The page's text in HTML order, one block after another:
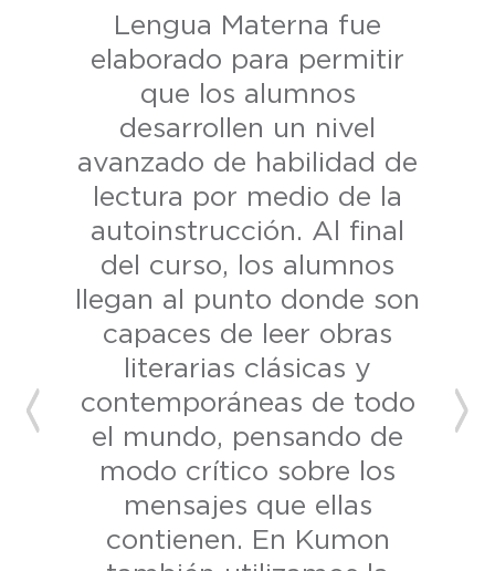
Lengua Materna fue
elaborado para permitir
que los alumnos
desarrollen un nivel
avanzado de habilidad de
lectura por medio de la
autoinstrucción. Al final
del curso, los alumnos
llegan al punto donde son
capaces de leer obras
literarias clásicas y
contemporáneas de todo
el mundo, pensando de
modo crítico sobre los
mensajes que ellas
contienen. En Kumon
Previous